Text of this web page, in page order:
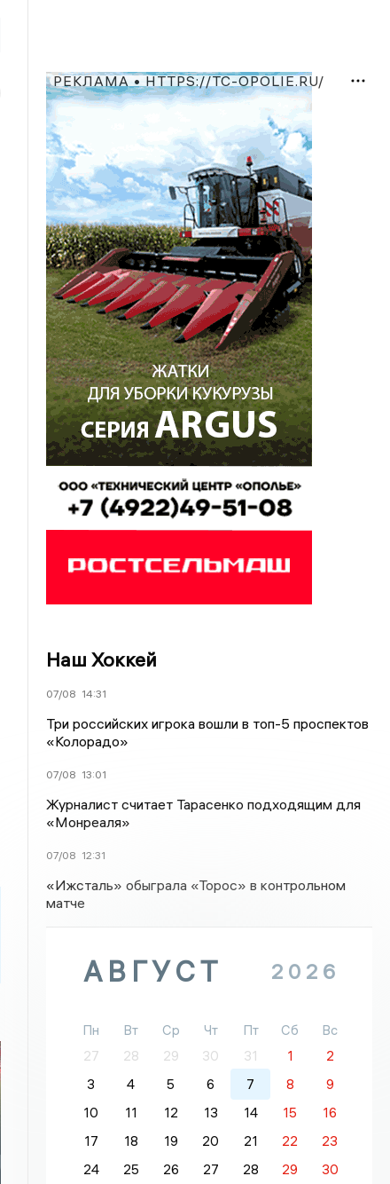
РЕКЛАМА • HTTPS://TC-OPOLIE.RU/
Наш Хоккей
07/08 14:31
Три российских игрока вошли в топ-5 проспектов
«Колорадо»
07/08 13:01
Журналист считает Тарасенко подходящим для
«Монреаля»
07/08 12:31
«Ижсталь» обыграла «Торос» в контрольном
матче
АВГУСТ 2026
Пн Вт Ср Чт Пт Сб
Вс
27
28 29 30 31 1
2
3
4 5 6 7 8
9
10
11 12 13 14 15
16
17
18 19 20 21 22
23
24
25 26 27 28 29
30